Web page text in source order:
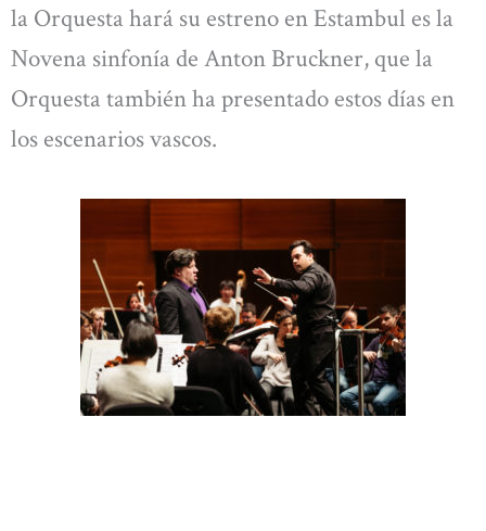
la Orquesta hará su estreno en Estambul es la
Novena sinfonía de Anton Bruckner, que la
Orquesta también ha presentado estos días en
los escenarios vascos.